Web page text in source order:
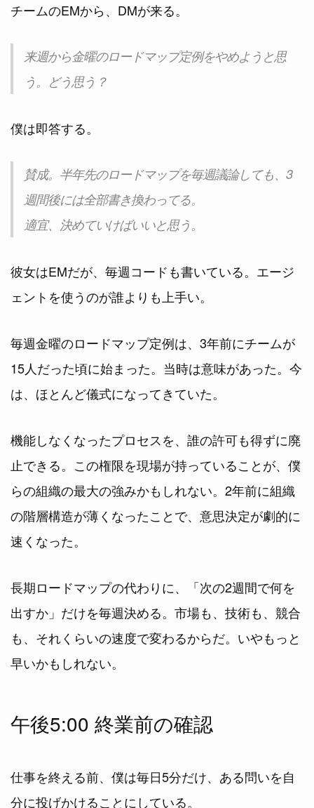
チームのEMから、DMが来る。
来週から金曜のロードマップ定例をやめようと思
う。どう思う？
僕は即答する。
賛成。半年先のロードマップを毎週議論しても、3
週間後には全部書き換わってる。
適宜、決めていけばいいと思う。
彼女はEMだが、毎週コードも書いている。エージ
ェントを使うのが誰よりも上手い。
毎週金曜のロードマップ定例は、3年前にチームが
15人だった頃に始まった。当時は意味があった。今
は、ほとんど儀式になってきていた。
機能しなくなったプロセスを、誰の許可も得ずに廃
止できる。この権限を現場が持っていることが、僕
らの組織の最大の強みかもしれない。2年前に組織
の階層構造が薄くなったことで、意思決定が劇的に
速くなった。
長期ロードマップの代わりに、「次の2週間で何を
出すか」だけを毎週決める。市場も、技術も、競合
も、それくらいの速度で変わるからだ。いやもっと
早いかもしれない。
午後5:00 終業前の確認
仕事を終える前、僕は毎日5分だけ、ある問いを自
分に投げかけることにしている。